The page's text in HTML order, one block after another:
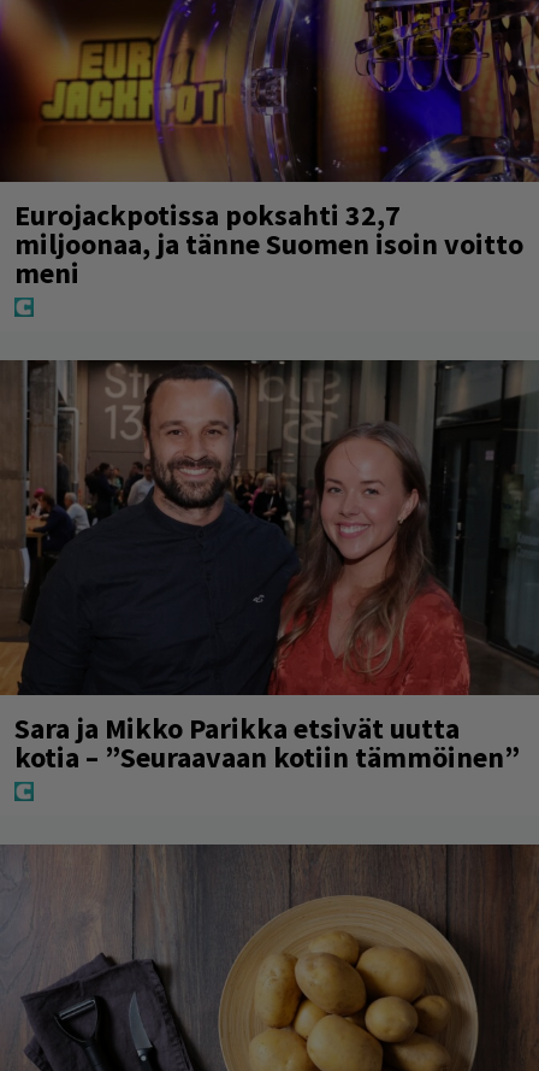
Eurojackpotissa poksahti 32,7
miljoonaa, ja tänne Suomen isoin voitto
meni
Sara ja Mikko Parikka etsivät uutta
kotia – ”Seuraavaan kotiin tämmöinen”